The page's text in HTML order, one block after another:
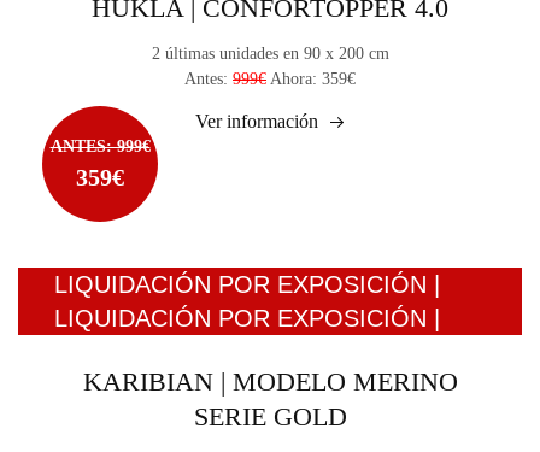
HUKLA | CONFORTOPPER 4.0
2 últimas unidades en 90 x 200 cm
Antes: 999€ Ahora: 359€
Ver información
ANTES: 999€
359€
LIQUIDACIÓN POR EXPOSICIÓN |
LIQUIDACIÓN POR EXPOSICIÓN |
KARIBIAN | MODELO MERINO
SERIE GOLD